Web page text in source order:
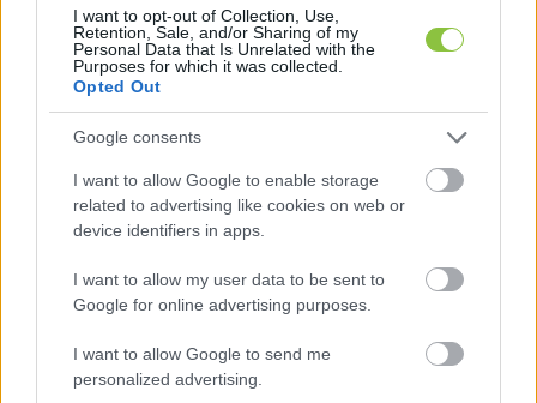
I want to opt-out of Collection, Use,
Retention, Sale, and/or Sharing of my
Personal Data that Is Unrelated with the
Purposes for which it was collected.
Opted Out
Google consents
I want to allow Google to enable storage
related to advertising like cookies on web or
device identifiers in apps.
I want to allow my user data to be sent to
Google for online advertising purposes.
I want to allow Google to send me
personalized advertising.
csecsemőket. De szóba hozta azt is, hogy Biden
meg akarja négyszerezni az emberek adóterheit,
és hogy a regnáló elnök volt az, aki vádat emelt
Demokrata berkeken belül úgy tűnhetett
előzetesen, hogy az abortusz egy ütőkártya
és nem tudta rendesen kifejteni az álláspontját.
Trump viszont kijelentette, hogy egyetért azzal,
hogy a Legfelsőbb Bíróság rábólintott az
abortusztabletták legalizálására, és nincs ezzel